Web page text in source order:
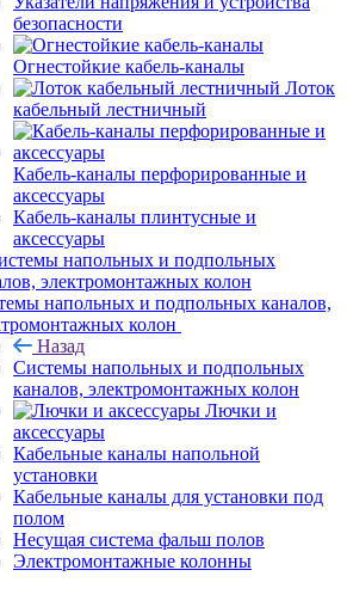
безопасности
Огнестойкие кабель-каналы
Лоток
кабельный лестничный
Кабель-каналы перфорированные и
аксессуары
Кабель-каналы плинтусные и
аксессуары
напольных и подпольных каналов,
колон
Назад
Системы напольных и подпольных
каналов, электромонтажных колон
Лючки и
аксессуары
Кабельные каналы напольной
установки
Кабельные каналы для установки под
полом
Несущая система фальш полов
Электромонтажные колонны